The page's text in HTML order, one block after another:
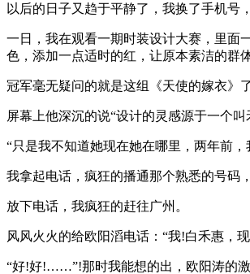
以后的日子又趋于平静了，我换了手机号
一日，我在观看一期时装设计大赛，里面
色，添加一点适时的红，让原本素洁的群
冠军毫无疑问的就是这组《天使的嫁衣》
屏幕上他深沉的说“设计的灵感源于一个
“只是我不知道她现在她在哪里，两年前
我拿起电话，疯狂的播通那个熟悉的号码
放下电话，我疯狂的赶往广州。
风风火火的给欧阳滔电话：“我!白禾惠，
“好!好!……”!那时我能想的出，欧阳涛的激